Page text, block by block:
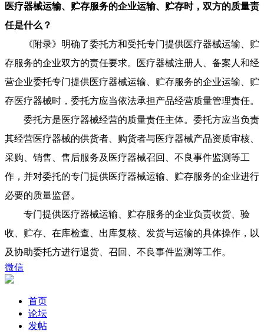
医疗器械运输、贮存服务的企业运输、贮存时，双方的质量责
任是什么？
《附录》明确了委托方和受托专门提供医疗器械运输、贮
存服务的企业双方的责任要求。医疗器械注册人、备案人和经
营企业委托专门提供医疗器械运输、贮存服务的企业运输、贮
存医疗器械时，委托方应当依法承担产品经营质量管理责任。
委托方是医疗器械经营的质量责任主体。委托方应当负责
其经营医疗器械的供货者、购货者与医疗器械产品资质审核、
采购、销售、售后服务及医疗器械召回、不良事件监测等工
作，并对委托的专门提供医疗器械运输、贮存服务的企业进行
必要的质量监督。
专门提供医疗器械运输、贮存服务的企业负责收货、验
收、贮存、在库检查、出库复核、发货与运输的具体操作，以
及协助委托方进行退货、召回、不良事件监测等工作。
微信
首页
论坛
发帖